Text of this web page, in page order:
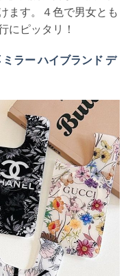
ます。４色で男女とも
にピッタリ！
ラー ハイブランド デ